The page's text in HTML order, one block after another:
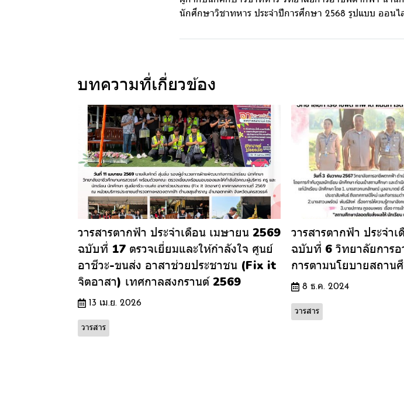
นักศึกษาวิชาทหาร ประจำปีการศึกษา 2568 รูปแบบ ออน
บทความที่เกี่ยวข้อง
วารสารตากฟ้า ประจำเดือน เมษายน 2569
ฉบับที่ 17 ตรวจเยี่ยมและให้กำลังใจ ศูนย์
อาชีวะ-ขนส่ง อาสาช่วยประชาชน (Fix it
จิตอาสา) เทศกาลสงกรานต์ 2569
13 เม.ย. 2026
วารสาร
วารสารตากฟ้า ประจำ
ฉบับที่ 6 วิทยาลัยการ
การตามนโยบายสถาน
8 ธ.ค. 2024
วารสาร